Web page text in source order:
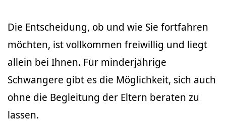
Die Entscheidung, ob und wie Sie fortfahren
möchten, ist vollkommen freiwillig und liegt
allein bei Ihnen. Für minderjährige
Schwangere gibt es die Möglichkeit, sich auch
ohne die Begleitung der Eltern beraten zu
lassen.